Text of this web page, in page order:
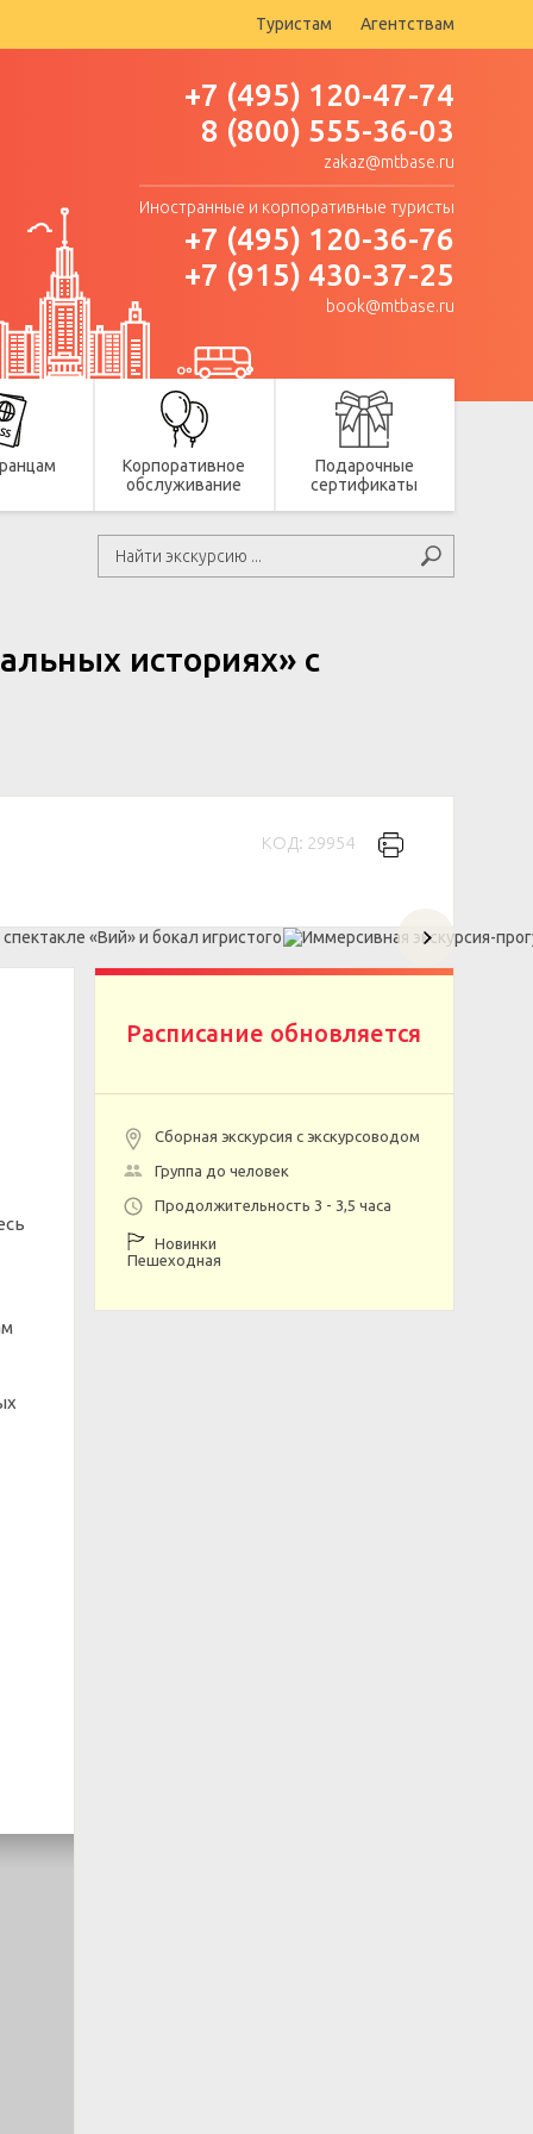
Туристам Агентствам
+7 (495) 120-47-74
8 (800) 555-36-03
zakaz@mtbase.ru
Иностранные и корпоративные туристы
+7 (495) 120-36-76
+7 (915) 430-37-25
book@mtbase.ru
Корпоративное
обслуживание
Подарочные
сертификаты
историях» с
КОД: 29954
Расписание обновляется
Сборная экскурсия с экскурсоводом
Группа до человек
Продолжительность 3 - 3,5 часа
Новинки
Пешеходная